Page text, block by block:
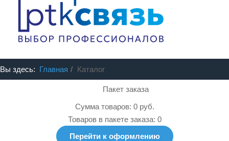
Вы здесь: Главная Каталог
Пакет заказа
Сумма товаров: 0 руб.
Товаров в пакете заказа: 0
Перейти к оформлению